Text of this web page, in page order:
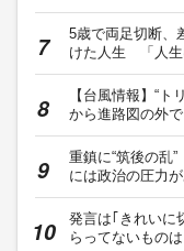
5歳で両足切断、
けた人生 「人
【台風情報】“
から進路図の外
重鎮に“筑後の乱
には政治の圧力
発言は｢きれいに
らってないもの